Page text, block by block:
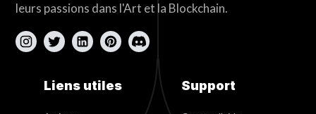
leurs passions dans l'Art et la Blockchain.
Liens utiles Support